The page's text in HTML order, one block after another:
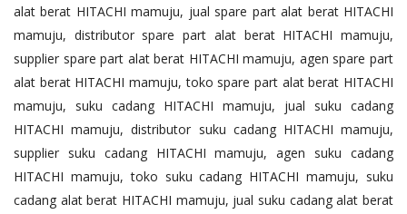
alat berat HITACHI mamuju, jual spare part alat berat HITACHI
mamuju, distributor spare part alat berat HITACHI mamuju,
supplier spare part alat berat HITACHI mamuju, agen spare part
alat berat HITACHI mamuju, toko spare part alat berat HITACHI
mamuju, suku cadang HITACHI mamuju, jual suku cadang
HITACHI mamuju, distributor suku cadang HITACHI mamuju,
supplier suku cadang HITACHI mamuju, agen suku cadang
HITACHI mamuju, toko suku cadang HITACHI mamuju, suku
cadang alat berat HITACHI mamuju, jual suku cadang alat berat